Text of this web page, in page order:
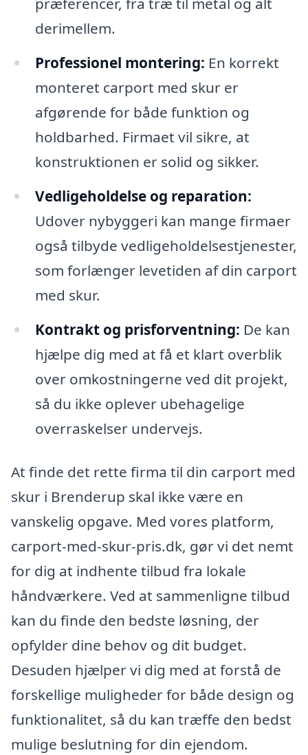
derimellem.
Professionel montering: En korrekt
monteret carport med skur er
afgørende for både funktion og
holdbarhed. Firmaet vil sikre, at
konstruktionen er solid og sikker.
Vedligeholdelse og reparation:
Udover nybyggeri kan mange firmaer
også tilbyde vedligeholdelsestjenester,
som forlænger levetiden af din carport
med skur.
Kontrakt og prisforventning: De kan
hjælpe dig med at få et klart overblik
over omkostningerne ved dit projekt,
så du ikke oplever ubehagelige
overraskelser undervejs.
At finde det rette firma til din carport med
skur i Brenderup skal ikke være en
vanskelig opgave. Med vores platform,
carport-med-skur-pris.dk, gør vi det nemt
for dig at indhente tilbud fra lokale
håndværkere. Ved at sammenligne tilbud
kan du finde den bedste løsning, der
opfylder dine behov og dit budget.
Desuden hjælper vi dig med at forstå de
forskellige muligheder for både design og
funktionalitet, så du kan træffe den bedst
mulige beslutning for din ejendom.